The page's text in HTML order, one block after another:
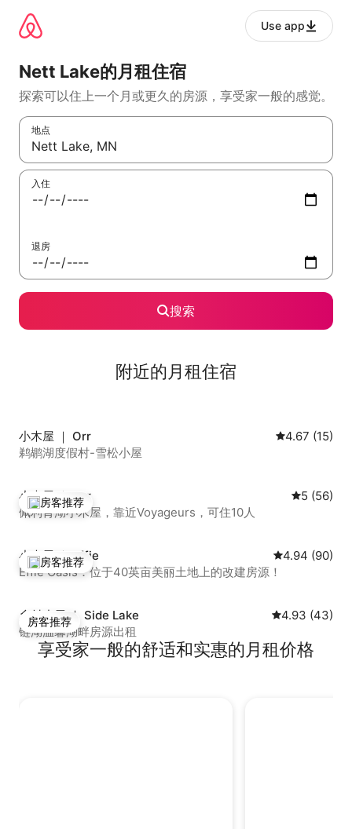
Use app
Nett Lake的月租住宿
探索可以住上一个月或更久的房源，享受家一般的感觉。
地点
如有搜索结果，请使用上下方向键查看，或通过点击或滑动手势
入住
退房
搜索
附近的月租住宿
小木屋 ｜ Orr 平均评分
4.67 (15)
鹈鹕湖度假村-雪松小屋
热门「房客推荐」
房客推荐
小木屋 ｜ Orr 平均评分
5 (56)
佩利肯湖小木屋，靠近Voyageurs，可住10人
热门「房客推荐」
房客推荐
小木屋 ｜ Effie 平均评分 4.94
4.94 (90)
Effie Oasis：位于40英亩美丽土地上的改建房源！
房客推荐
房客推荐
乡村小屋 ｜ Side Lake 平均评分 4.93
4.93 (43)
链湖温馨湖畔房源出租
享受家一般的舒适和实惠的月租价格